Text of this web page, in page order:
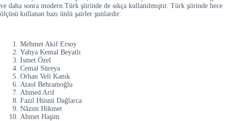
ve daha sonra modern Türk şiirinde de sıkça kullanılmıştır. Türk şiirinde hece
ölçüsü kullanan bazı ünlü şairler şunlardır:
Mehmet Akif Ersoy
Yahya Kemal Beyatlı
İsmet Özel
Cemal Süreya
Orhan Veli Kanık
Ataol Behramoğlu
Ahmed Arif
Fazıl Hüsnü Dağlarca
Nâzım Hikmet
Ahmet Haşim